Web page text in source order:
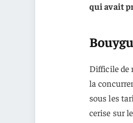
qui avait
Difficile de
la
sous les
cerise sur